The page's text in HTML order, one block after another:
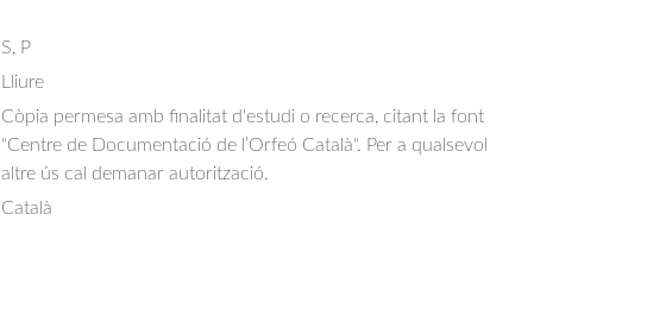
S, P
Lliure
Còpia permesa amb finalitat d'estudi o recerca, citant la font
"Centre de Documentació de l’Orfeó Català". Per a qualsevol
altre ús cal demanar autorització.
Català